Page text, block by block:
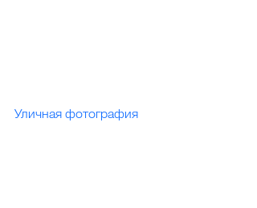
Уличная фотография